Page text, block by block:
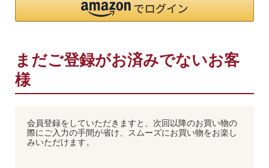
まだご登録がお済みでないお客
様
会員登録をしていただきますと、次回以降のお買い物の
際にご入力の手間が省け、スムーズにお買い物をお楽し
みいただけます。